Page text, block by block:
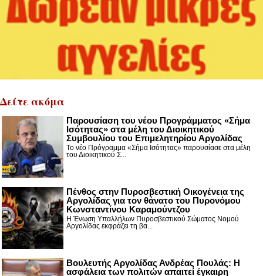
Δείτε ακόμα
Παρουσίαση του νέου Προγράμματος «Σήμα
Ισότητας» στα μέλη του Διοικητικού
Συμβουλίου του Επιμελητηρίου Αργολίδας
Το νέο Πρόγραμμα «Σήμα Ισότητας» παρουσίασε στα μέλη
του Διοικητικού Σ...
Πένθος στην Πυροσβεστική Οικογένεια της
Αργολίδας για τον θάνατο του Πυρονόμου
Κωνσταντίνου Καραμούντζου
Η Ένωση Υπαλλήλων Πυροσβεστικού Σώματος Νομού
Αργολίδας εκφράζει τη βα...
Βουλευτής Αργολίδας Ανδρέας Πουλάς: Η
ασφάλεια των πολιτών απαιτεί έγκαιρη